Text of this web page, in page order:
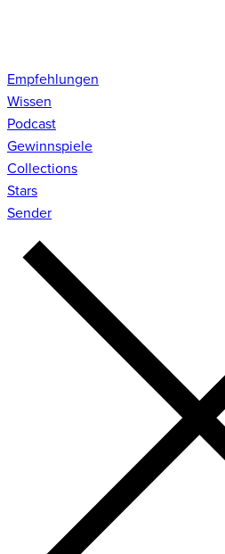
Empfehlungen
Wissen
Podcast
Gewinnspiele
Collections
Stars
Sender